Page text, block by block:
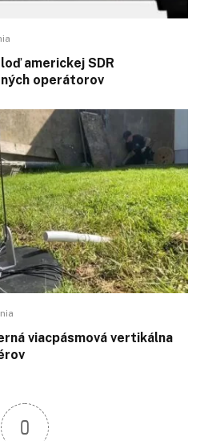
americkej SDR
operátorov
viacpásmová vertikálna
0